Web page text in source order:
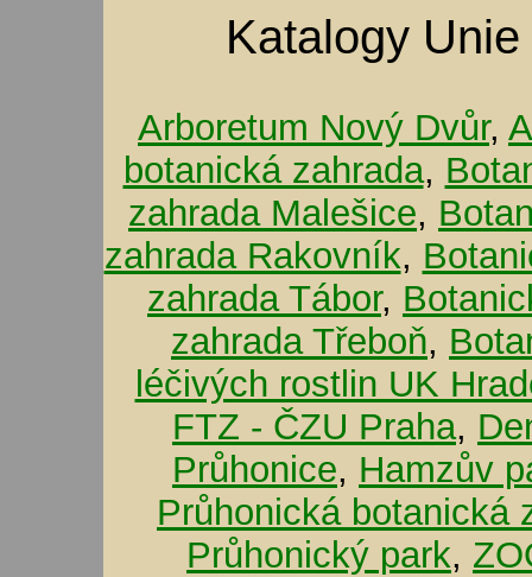
Katalogy
Arboretum Nový Dvůr,
botanická zahrada,
zahrada Malešice,
zahrada Rakovník,
zahrada Tábor,
zahrada Třeboň,
léčivých rostlin UK
FTZ - ČZU Praha,
Průhonice, Hamzův
Průhonická botanická
Průhonický park,